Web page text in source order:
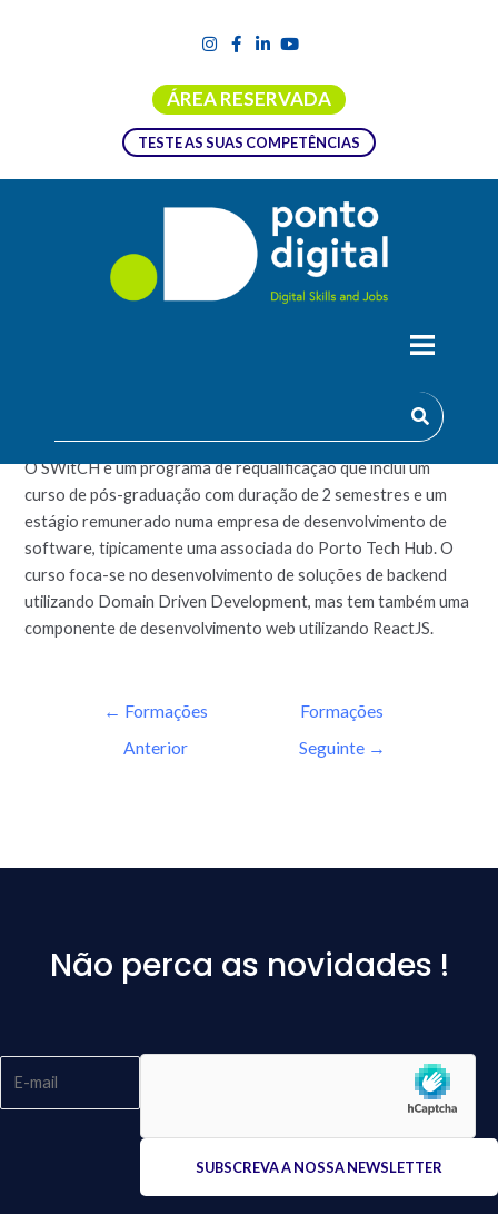
ÁREA RESERVADA
TESTE AS SUAS COMPETÊNCIAS
SWITCH – CURSO DE ESPECIALIZAÇÃO
EM DESENVOLVIMENTO DE SOFTWARE
O SWitCH é um programa de requalificação que inclui um
curso de pós-graduação com duração de 2 semestres e um
estágio remunerado numa empresa de desenvolvimento de
software, tipicamente uma associada do Porto Tech Hub. O
curso foca-se no desenvolvimento de soluções de backend
utilizando Domain Driven Development, mas tem também uma
componente de desenvolvimento web utilizando ReactJS.
← Formações
Anterior
Formações
Seguinte →
Não perca as novidades !